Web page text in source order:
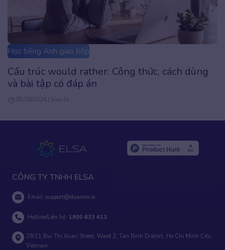
Học tiếng Anh giao tiếp
Cấu trúc The Last Time là gì? Công thức,
dùng & Bài tập chi tiết
05/08/2026 | kien.le
CÔNG TY TNHH ELSA
Email: support@elsanow.io
Hotline/Liên hệ: 1900 633 413
29/11 Bui Thi Xuan Street, Ward 2, Tan Binh District, Ho Chi Minh City,
Vietnam